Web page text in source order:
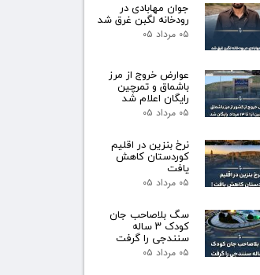
جوان مهابادی در
رودخانه لگبن غرق شد
۰۵ مرداد ۰۵
عوارض خروج از مرز
باشماق و تمرچین
رایگان اعلام شد
۰۵ مرداد ۰۵
نرخ بنزین در اقلیم
کوردستان کاهش
یافت
۰۵ مرداد ۰۵
سگ بلاصاحب جان
کودک ۳ ساله
سنندجی را گرفت
۰۵ مرداد ۰۵